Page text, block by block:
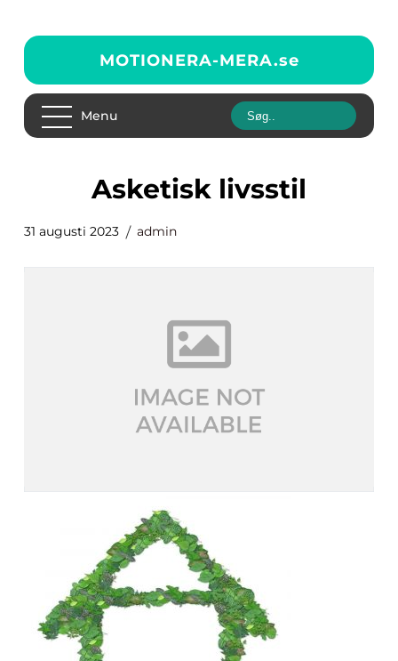
MOTIONERA-MERA.se
Menu
asketisk livsstil
31 augusti 2023 admin